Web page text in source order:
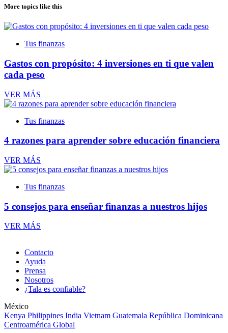
More topics like this
Tus finanzas
Gastos con propósito: 4 inversiones en ti que valen
cada peso
VER MÁS
Tus finanzas
4 razones para aprender sobre educación financiera
VER MÁS
Tus finanzas
5 consejos para enseñar finanzas a nuestros hijos
VER MÁS
Contacto
Ayuda
Prensa
Nosotros
¿Tala es confiable?
México
Kenya Philippines India Vietnam Guatemala República Dominicana
Centroamérica Global